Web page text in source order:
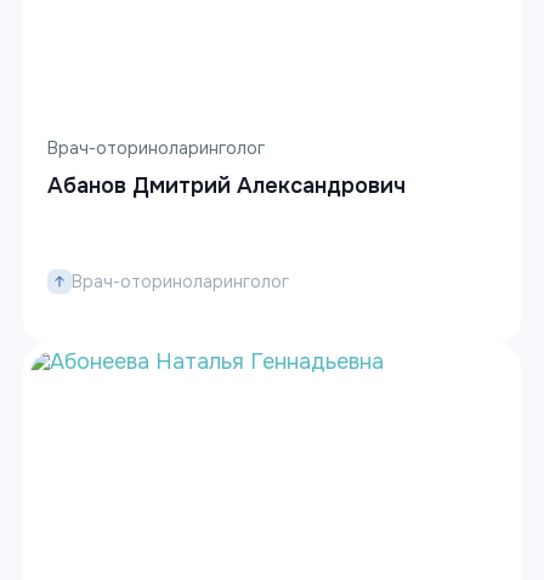
Врач-оториноларинголог
Абанов Дмитрий Александрович
Врач-оториноларинголог